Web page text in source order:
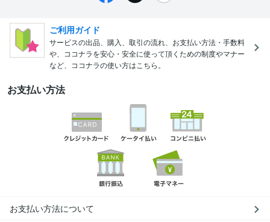
ご利用ガイド
サービスの出品、購入、取引の流れ、お支払い方法・手数料
や、ココナラを安心・安全に使って頂くための制度やマナー
など、ココナラの使い方はこちら。
お支払い方法
お支払い方法について